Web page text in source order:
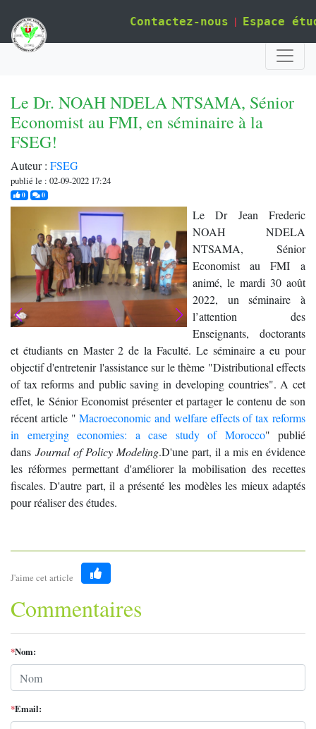
Contactez-nous | Espace
Le Dr. NOAH NDELA NTSAMA, Sénior
Economist au FMI, en séminaire à la
FSEG!
Auteur : FSEG
publié le : 02-09-2022 17:24
0j'aime0commentaires
Le Dr Jean Frederic
NOAH NDELA
NTSAMA, Sénior
Economist au FMI a
animé, le mardi 30 août
2022, un séminaire à
l’attention des
Enseignants, doctorants
et étudiants en Master 2 de la Faculté. Le séminaire a eu pour
objectif d'entretenir l'assistance sur le thème "Distributional effects
of tax reforms and public saving in developing countries". A cet
effet, le Sénior Economist présenter et partager le contenu de son
récent article "Macroeconomic and welfare effects of tax reforms
in emerging economies: a case study of Morocco" publié
dans Journal of Policy Modeling.D'une part, il a mis en évidence
les réformes permettant d'améliorer la mobilisation des recettes
fiscales. D'autre part, il a présenté les modèles les mieux adaptés
pour réaliser des études.
J'aime cet article
Like
Commentaires
*Nom:
*Email: